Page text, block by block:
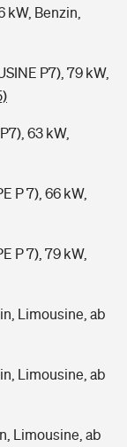
kW, Benzin,
P7), 79 kW,
63 kW,
P 7), 66 kW,
P 7), 79 kW,
Limousine, ab
Limousine, ab
Limousine, ab